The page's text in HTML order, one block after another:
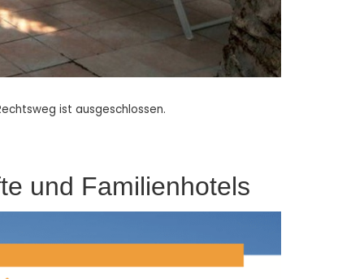
ist ausgeschlossen.
und Familienhotels